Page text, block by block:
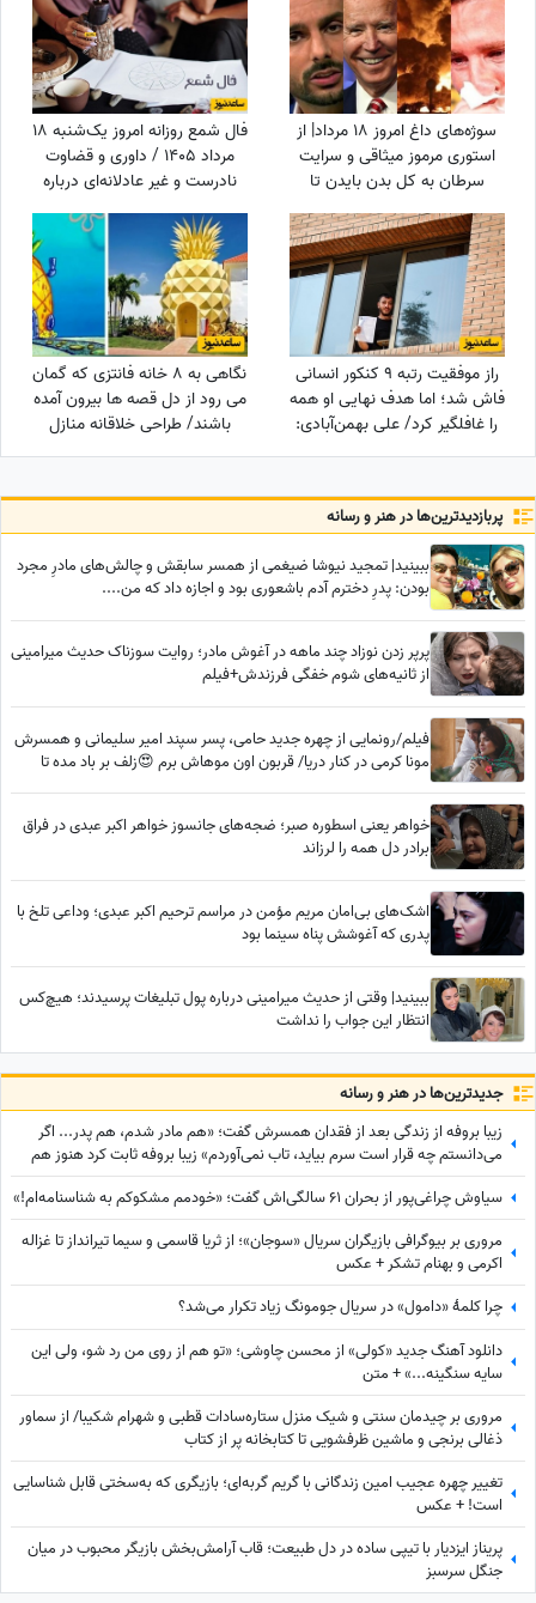
سوژه‌های داغ امروز 18 مرداد| از
استوری مرموز میثاقی و سرایت
سرطان به کل بدن بایدن تا
نشستن نکونام پشت هدایت
تراکتور تبریزی‌ها
فال شمع روزانه امروز یک‌شنبه 18
مرداد 1405 / داوری و قضاوت
نادرست و غیر عادلانه‌ای درباره
شما می‌شود، اما ...
راز موفقیت رتبه 9 کنکور انسانی
فاش شد؛ اما هدف نهایی او همه
را غافلگیر کرد/ علی بهمن‌آبادی:
می‌خواهم جانم را ...
نگاهی به 8 خانه فانتزی که گمان
می رود از دل قصه ها بیرون آمده
باشند/ طراحی خلاقانه منازل
مسکونی با الهام از کارتون های
پربازدید‌ترین‌ها در هنر و رسانه
ببینید| تمجید نیوشا ضیغمی از همسر سابقش و چالش‌های مادرِ مجرد
بودن: پدرِ دخترم آدم باشعوری بود و اجازه داد که من....
پرپر زدن نوزاد چند ماهه در آغوش مادر؛ روایت سوزناک حدیث میرامینی
از ثانیه‌های شوم خفگی فرزندش+فیلم
فیلم/رونمایی از چهره جدید حامی، پسر سپند امیر سلیمانی و همسرش
مونا کرمی در کنار دریا/ قربون اون موهاش برم 😍زلف بر باد مده تا
خواهر یعنی اسطوره صبر؛ ضجه‌های جانسوز خواهر اکبر عبدی در فراق
برادر دل همه را لرزاند
اشک‌های بی‌امان مریم مؤمن در مراسم ترحیم اکبر عبدی؛ وداعی تلخ با
پدری که آغوشش پناه سینما بود
ببینید| وقتی از حدیث میرامینی درباره پول تبلیغات پرسیدند؛ هیچ‌کس
انتظار این جواب را نداشت
جدید‌ترین‌ها در هنر و رسانه
زیبا بروفه از زندگی بعد از فقدان همسرش گفت؛ «هم مادر شدم، هم پدر... اگر
می‌دانستم چه قرار است سرم بیاید، تاب نمی‌آوردم» زیبا بروفه ثابت کرد هنوز هم
آدم وفادار پیدا میشه
سیاوش چراغی‌پور از بحران 61 سالگی‌اش گفت؛ «خودمم مشکوکم به شناسنامه‌ام!»
مروری بر بیوگرافی بازیگران سریال «سوجان»؛ از ثریا قاسمی و سیما تیرانداز تا غزاله
اکرمی و بهنام تشکر + عکس
چرا کلمۀ «دامول» در سریال جومونگ زیاد تکرار می‌شد؟
دانلود آهنگ جدید «کولی» از محسن چاوشی؛ «تو هم از روی من رد شو، ولی این
سایه سنگینه...» + متن
مروری بر چیدمان سنتی و شیک منزل ستاره‌سادات قطبی و شهرام شکیبا/ از سماور
ذغالی برنجی و ماشین ظرفشویی تا کتابخانه پر از کتاب
تغییر چهره عجیب امین زندگانی با گریم گربه‌ای؛ بازیگری که به‌سختی قابل شناسایی
است! + عکس
پریناز ایزدیار با تیپی ساده در دل طبیعت؛ قاب آرامش‌بخش بازیگر محبوب در میان
جنگل سرسبز